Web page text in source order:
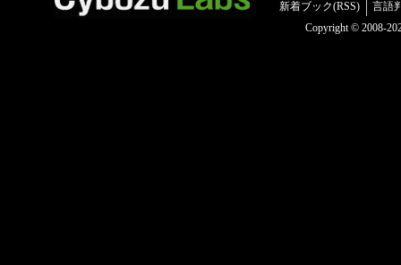
新着ブック(RSS)
言語
Copyright © 2008-